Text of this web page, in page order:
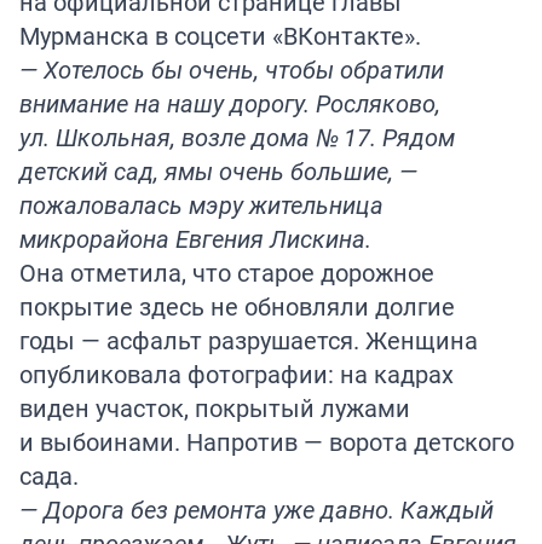
Мурманска в соцсети «ВКонтакте».
— Хотелось бы очень, чтобы обратили
внимание на нашу дорогу. Росляково,
ул. Школьная, возле дома № 17. Рядом
детский сад, ямы очень большие, —
пожаловалась мэру жительница
микрорайона Евгения Лискина.
Она отметила, что старое дорожное
покрытие здесь не обновляли долгие
годы — асфальт разрушается. Женщина
опубликовала фотографии: на кадрах
виден участок, покрытый лужами
и выбоинами. Напротив — ворота детского
сада.
— Дорога без ремонта уже давно. Каждый